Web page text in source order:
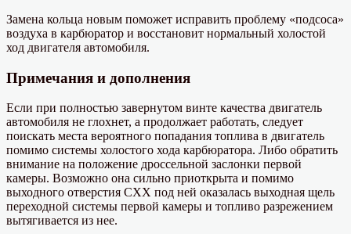
Замена кольца новым поможет исправить проблему «подсоса»
воздуха в карбюратор и восстановит нормальный холостой
ход двигателя автомобиля.
Примечания и дополнения
Если при полностью завернутом винте качества двигатель
автомобиля не глохнет, а продолжает работать, следует
поискать места вероятного попадания топлива в двигатель
помимо системы холостого хода карбюратора. Либо обратить
внимание на положение дроссельной заслонки первой
камеры. Возможно она сильно приоткрыта и помимо
выходного отверстия СХХ под ней оказалась выходная щель
переходной системы первой камеры и топливо разрежением
вытягивается из нее.